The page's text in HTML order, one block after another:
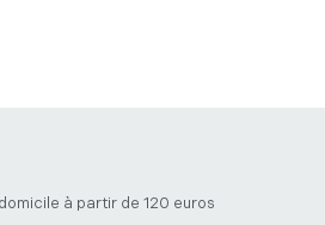
à partir de 120 euros